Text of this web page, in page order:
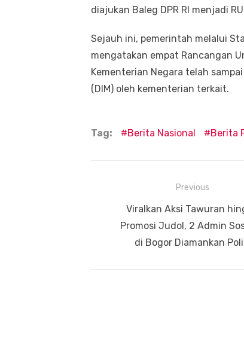
diajukan Baleg DPR RI menjadi
Sejauh ini, pemerintah melalui
mengatakan empat Rancangan
Kementerian Negara telah
(DIM) oleh kementerian terkait.
Tag: Berita Nasional Berita
Previous
Previous
post:
Viralkan Aksi Tawuran
Promosi Judol, 2 Admin
di Bogor Diamankan